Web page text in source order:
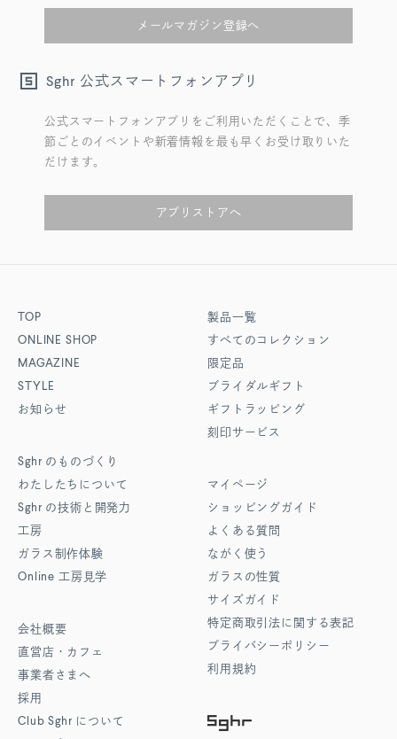
メールマガジン登録へ
Sghr 公式スマートフォンアプリ
公式スマートフォンアプリをご利用いただくことで、季
節ごとのイベントや新着情報を最も早くお受け取りいた
だけます。
アプリストアへ
TOP
ONLINE SHOP
MAGAZINE
STYLE
お知らせ
Sghr のものづくり
わたしたちについて
Sghr の技術と開発力
工房
ガラス制作体験
Online 工房見学
会社概要
直営店・カフェ
事業者さまへ
採用
Club Sghr について
製品一覧
すべてのコレクション
限定品
ブライダルギフト
ギフトラッピング
刻印サービス
マイページ
ショッピングガイド
よくある質問
ながく使う
ガラスの性質
サイズガイド
特定商取引法に関する表記
プライバシーポリシー
利用規約